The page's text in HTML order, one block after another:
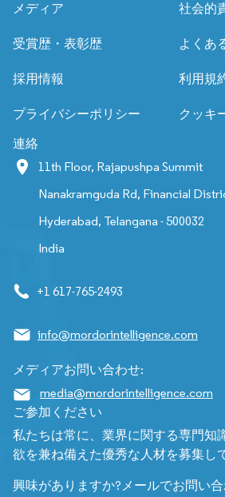
メディア 社会的
受賞歴・表彰歴 よくあ
採用情報 利用規
プライバシーポリシー クッキ
連絡
11th Floor, Rajapushpa Summit
Nanakramguda Rd, Financial
Hyderabad, Telangana - 500032
India
+1 617-765-2493
info@mordorintelligence.com
メディアお問い合わせ:
media@mordorintelligence.com
ご参加ください
私たちは常に、業界に関する専門知
欲を兼ね備えた優秀な人材を募集し
興味がありますか?メールでお問い合